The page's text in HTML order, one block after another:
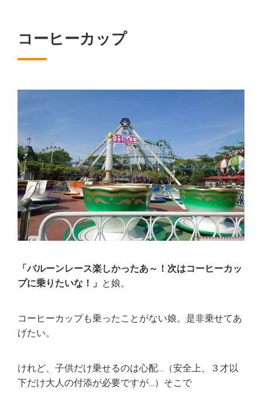
コーヒーカップ
「バルーンレース楽しかったあ～！次はコーヒーカッ
プに乗りたいな！」 と娘。
コーヒーカップも乗ったことがない娘。是非乗せてあ
げたい。
けれど、子供だけ乗せるのは心配…（安全上、３才以
下だけ大人の付添が必要ですが…）そこで